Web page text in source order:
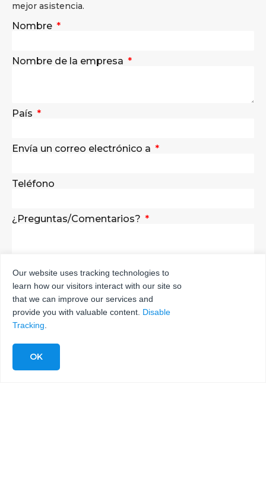
mejor asistencia.
Nombre
Nombre de la empresa
País
Envía un correo electrónico a
Teléfono
¿Preguntas/Comentarios?
ENVÍA
Our website uses tracking technologies to
learn how our visitors interact with our site so
that we can improve our services and
provide you with valuable content. Disable
Tracking